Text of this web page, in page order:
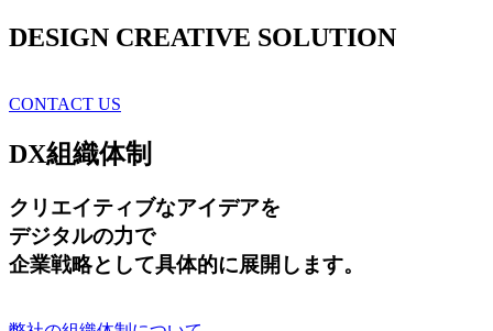
DESIGN CREATIVE SOLUTION
CONTACT US
DX組織体制
クリエイティブなアイデアを
デジタルの力で
企業戦略として具体的に展開します。